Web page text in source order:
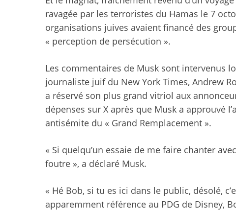
ravagée par les terroristes du Hamas le 7
organisations juives avaient financé des
« perception de persécution ».
Les commentaires de Musk sont intervenus
journaliste juif du New York Times, Andrew
a réservé son plus grand vitriol aux
dépenses sur X après que Musk a approuvé
antisémite du « Grand Remplacement ».
« Si quelqu’un essaie de me faire chanter
foutre », a déclaré Musk.
« Hé Bob, si tu es ici dans le public, désolé,
apparemment référence au PDG de Disney,